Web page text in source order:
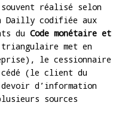
réalisé selon
Dailly codifiée aux
du Code monétaire et
met en
le cessionnaire
(le client du
d’information
sources